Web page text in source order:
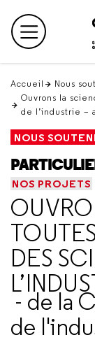
en
haut Menu
Accueil Nous
Ouvrons la
de l’industrie –
NOUS
NOS PROJETS
DES
- de la
de